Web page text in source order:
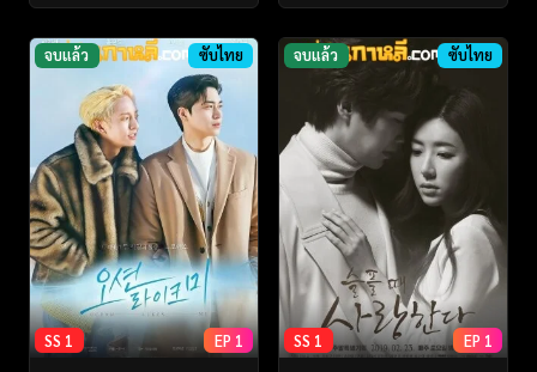
จบแล้ว ซับไทย
SS 1 EP 1
จบแล้ว ซับไทย
SS 1 EP 1